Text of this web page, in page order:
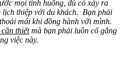
mọi tình huống, dù có xảy ra
thiệp với du khách. Bạn phải
mái khi đồng hành với mình.
thiết mà bạn phải luôn cố gắng
việc này.